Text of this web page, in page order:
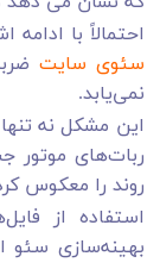
احتمالاً با ادامه
سئوی سایت
نمی‌یابد.
این مشکل نه
ربات‌های موتور
روند را معکوس
استفاده از
بهینه‌سازی